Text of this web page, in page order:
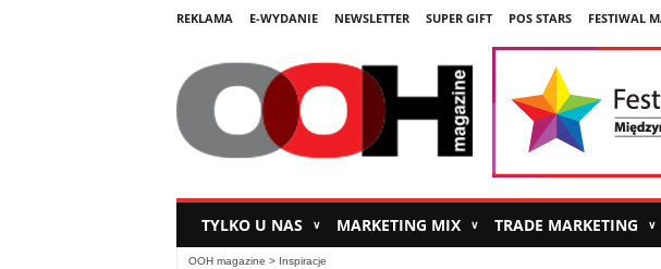
REKLAMA E-WYDANIE NEWSLETTER SUPER GIFT POS STARS FESTIWAL
TYLKO U NAS ∨ MARKETING MIX ∨ TRADE MARKETING ∨
OOH magazine > Inspiracje